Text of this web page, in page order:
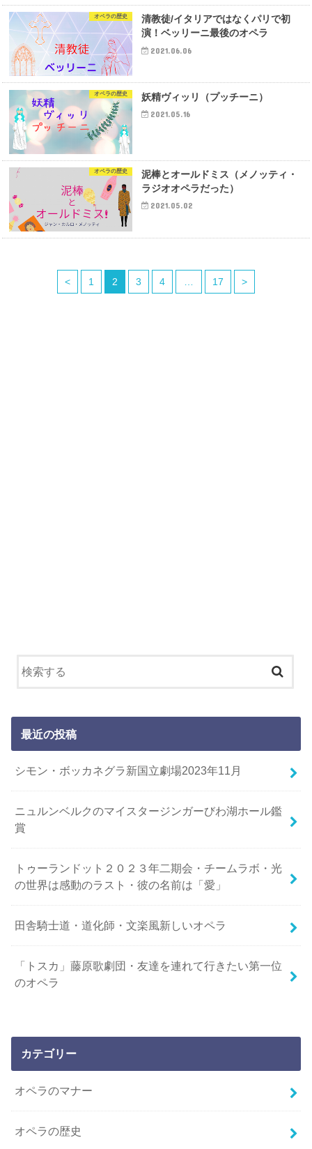
オペラの歴史
清教徒/イタリアではなくパリで初
演！ベッリーニ最後のオペラ
2021.06.06
オペラの歴史 妖精ヴィッリ（プッチーニ）
2021.05.16
オペラの歴史
泥棒とオールドミス（メノッティ・
ラジオオペラだった）
2021.05.02
< 1 2 3 4 … 17 >
最近の投稿
シモン・ボッカネグラ新国立劇場2023年11月
ニュルンベルクのマイスタージンガーびわ湖ホール鑑
賞
トゥーランドット２０２３年二期会・チームラボ・光
の世界は感動のラスト・彼の名前は「愛」
田舎騎士道・道化師・文楽風新しいオペラ
「トスカ」藤原歌劇団・友達を連れて行きたい第一位
のオペラ
カテゴリー
オペラのマナー
オペラの歴史